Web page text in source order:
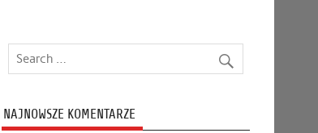
NAJNOWSZE KOMENTARZE